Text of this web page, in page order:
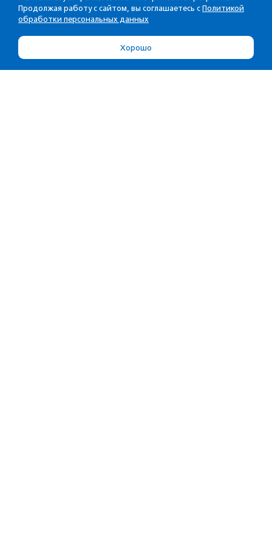
Продолжая работу с сайтом, вы соглашаетесь с Политикой
обработки персональных данных
Хорошо